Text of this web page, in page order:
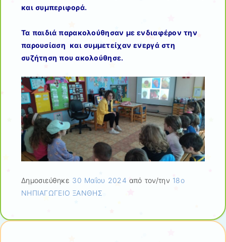
και συμπεριφορά.
Τα παιδιά παρακολούθησαν με ενδιαφέρον την
παρουσίαση και συμμετείχαν ενεργά στη
συζήτηση που ακολούθησε.
Δημοσιεύθηκε 30 Μαΐου 2024 από τον/την 18ο
ΝΗΠΙΑΓΩΓΕΙΟ ΞΑΝΘΗΣ